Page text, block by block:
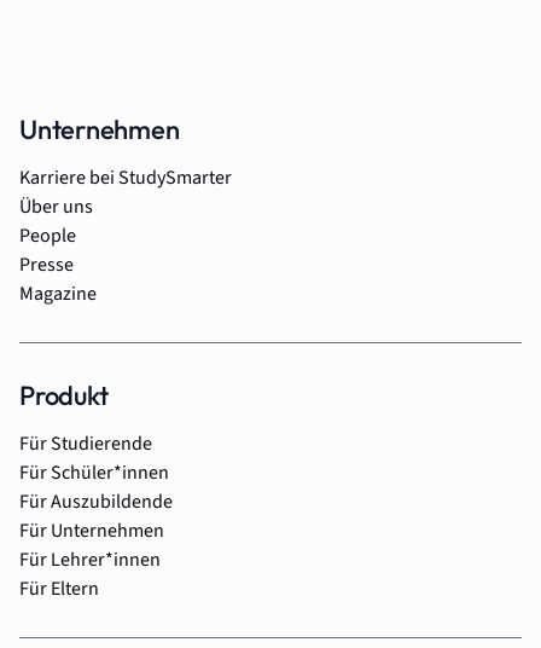
Unternehmen
Karriere bei StudySmarter
Über uns
People
Presse
Magazine
Produkt
Für Studierende
Für Schüler*innen
Für Auszubildende
Für Unternehmen
Für Lehrer*innen
Für Eltern